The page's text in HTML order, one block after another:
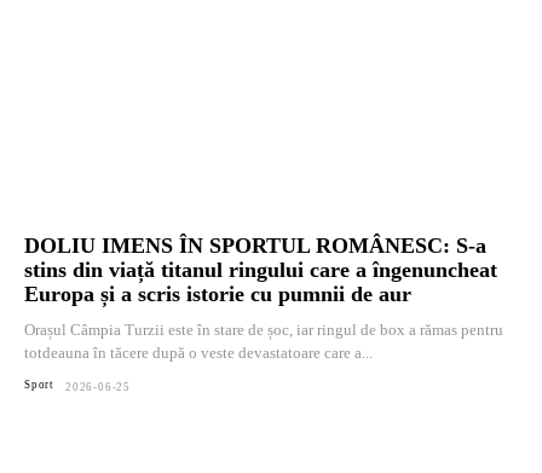
DOLIU IMENS ÎN SPORTUL ROMÂNESC: S-a
stins din viață titanul ringului care a îngenuncheat
Europa și a scris istorie cu pumnii de aur
Orașul Câmpia Turzii este în stare de șoc, iar ringul de box a rămas pentru
totdeauna în tăcere după o veste devastatoare care a...
Sport 2026-06-25